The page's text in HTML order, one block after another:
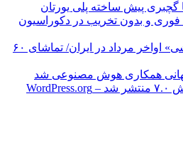
گچبری پیش ساخته پلی یورتان
و بدون تخریب در دکوراسیون
«بارش شهابی برساوشی» اواخر مرداد در ایران/ تماشای ۶۰
همکاری هوش مصنوعی شد
وردپرس فارسی نگارش ۷.۰ منتشر شد – WordPress.org